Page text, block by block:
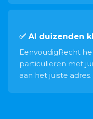
✅ Al duizenden
EenvoudigRecht
particulieren met
aan het juiste adres.